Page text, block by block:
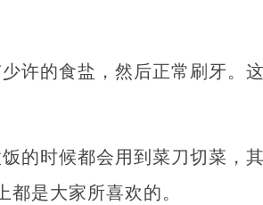
许的食盐，然后正常刷牙。
的时候都会用到菜刀切菜，
是大家所喜欢的。